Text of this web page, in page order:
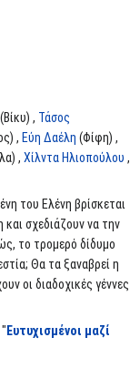
(Βίκυ) , Τάσος
, Εύη Δαέλη (Φίφη) ,
, Χίλντα Ηλιοπούλου ,
του Ελένη βρίσκεται
σχεδιάζουν να την
το τρομερό δίδυμο
Θα τα ξαναβρεί η
οι διαδοχικές γέννες
Ευτυχισμένοι μαζί